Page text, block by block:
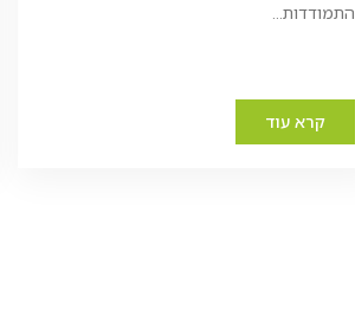
התמודדות...
קרא עוד